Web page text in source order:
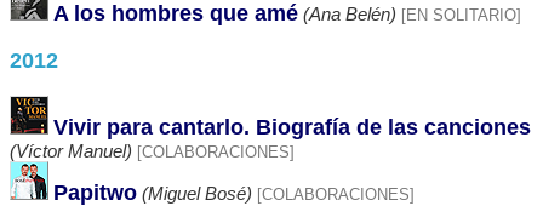
A los hombres que amé (Ana Belén) [EN SOLITARIO]
2012
Vivir para cantarlo. Biografía de las canciones
(Víctor Manuel) [COLABORACIONES]
Papitwo (Miguel Bosé) [COLABORACIONES]